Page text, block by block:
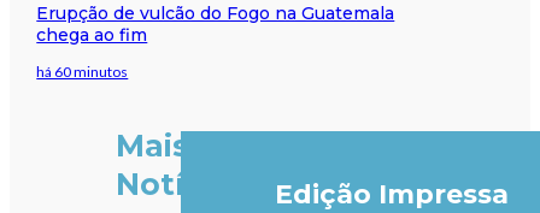
Erupção de vulcão do Fogo na Guatemala
chega ao fim
há 60 minutos
Mais
Notícias
Edição Impressa